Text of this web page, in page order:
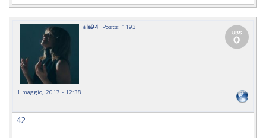
ale94 Posts: 1193
1 maggio, 2017 - 12:38
42